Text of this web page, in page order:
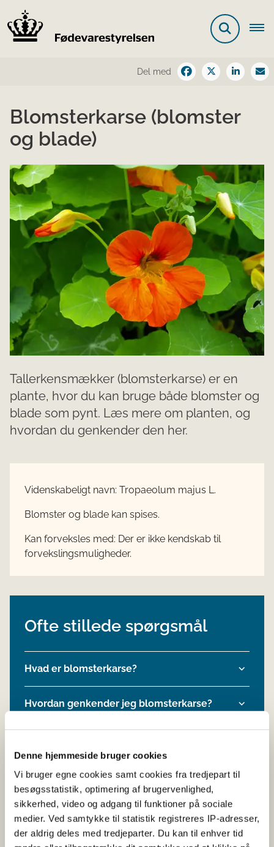
Denne hjemmeside bruger cookies
Vi bruger egne cookies samt cookies fra tredjepart til
besøgsstatistik, optimering af brugervenlighed,
sikkerhed, video og adgang til funktioner på sociale
medier. Ved samtykke til statistik registreres IP-adresser,
der aldrig deles med tredjeparter. Du kan til enhver tid
Del med
Blomsterkarse (blomster
og blade)
Tallerkensmækker (blomsterkarse) er en
plante, hvor du kan bruge både blomster og
blade som pynt. Læs mere om planten, og
hvordan du genkender den her.
Videnskabeligt navn: Tropaeolum majus L.​​
Blomster og blade kan spises.
Kan forveksles med: Der er ikke kendskab til
forvekslingsmuligheder.​​
Ofte stillede spørgsmål
Hvad er blomsterkarse?
Hvordan genkender jeg blomsterkarse?
med blomsterkarse?
Nyttige links